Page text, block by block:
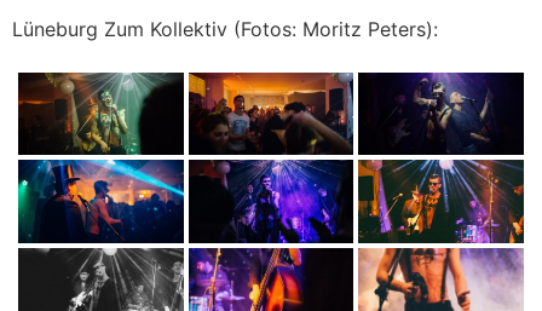
Lüneburg Zum Kollektiv (Fotos: Moritz Peters):